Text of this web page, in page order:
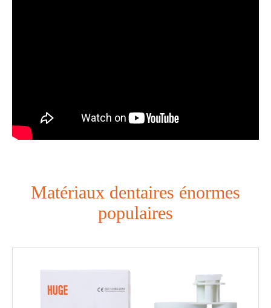
Matériaux dentaires énormes
populaires